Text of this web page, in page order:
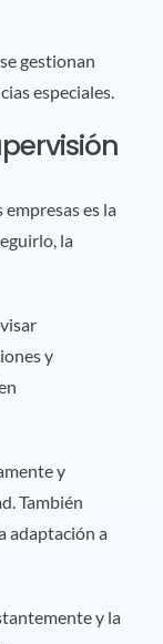
gestionan
especiales.
es la
la
y
y
También
adaptación a
y la